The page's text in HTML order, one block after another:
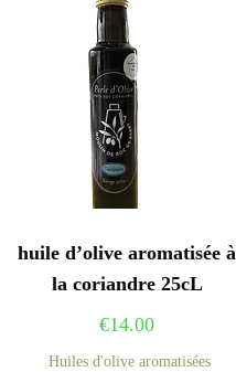
huile d’olive aromatisée à
la coriandre 25cL
€14.00
Huiles d'olive aromatisées